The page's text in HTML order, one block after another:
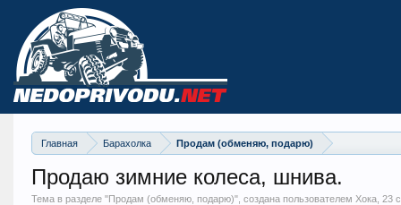
Главная Барахолка Продам (обменяю, подарю)
Продаю зимние колеса, шнива.
Тема в разделе "Продам (обменяю, подарю)", создана пользователем Хока, 23